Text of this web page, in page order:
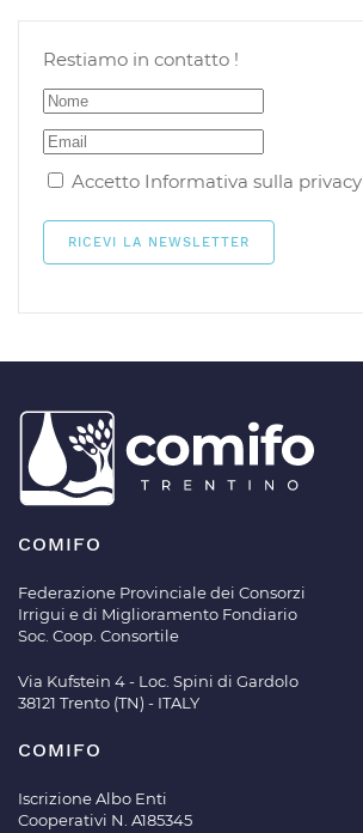
Restiamo in contatto !
Accetto Informativa sulla privacy
COMIFO
Federazione Provinciale dei Consorzi
Irrigui e di Miglioramento Fondiario
Soc. Coop. Consortile
Via Kufstein 4 - Loc. Spini di Gardolo
38121 Trento (TN) - ITALY
COMIFO
Iscrizione Albo Enti
Cooperativi N. A185345